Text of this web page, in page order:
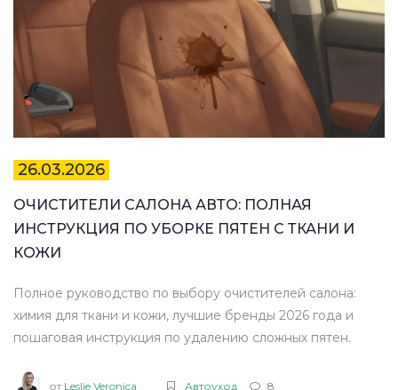
26.03.2026
ОЧИСТИТЕЛИ САЛОНА АВТО: ПОЛНАЯ
ИНСТРУКЦИЯ ПО УБОРКЕ ПЯТЕН С ТКАНИ И
КОЖИ
Полное руководство по выбору очистителей салона:
химия для ткани и кожи, лучшие бренды 2026 года и
пошаговая инструкция по удалению сложных пятен.
от Leslie Veronica Автоуход 8